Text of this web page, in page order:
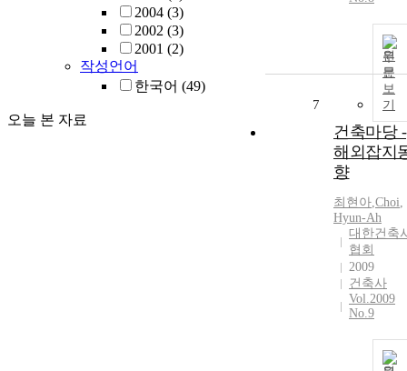
2004 (3)
2002 (3)
2001 (2)
작성언어
한국어 (49)
오늘 본 자료
원
문
보
기
7
건축마당 -
해외잡지
향
최현아,Choi,
Hyun-Ah
대한건축
협회
2009
건축사
Vol.2009
No.9